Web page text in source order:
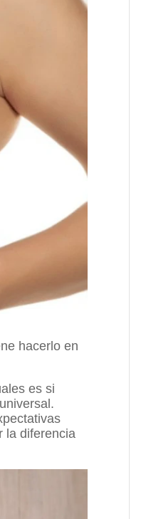
hacerlo en
es si
la diferencia